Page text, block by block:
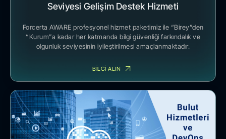
Seviyesi Gelişim Destek Hizmeti
Forcerta AWARE profesyonel hizmet paketimiz ile “Birey”den
“Kurum”a kadar her katmanda bilgi güvenliği farkındalık ve
olgunluk seviyesinin iyileştirilmesi amaçlanmaktadır.
BİLGİ ALIN